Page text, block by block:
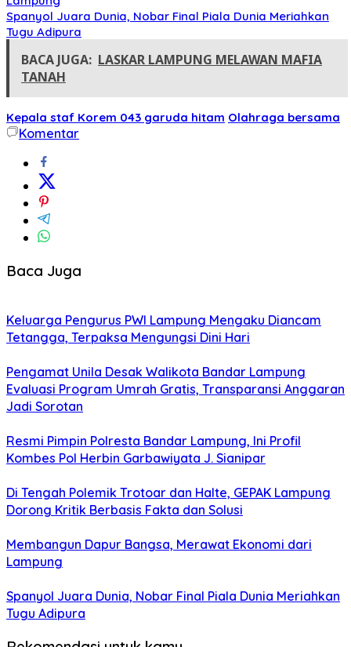
Spanyol Juara Dunia, Nobar Final Piala Dunia Meriahkan
Tugu Adipura
BACA JUGA: LASKAR LAMPUNG MELAWAN MAFIA
TANAH
Kepala staf Korem 043 garuda hitam Olahraga bersama
Komentar
Baca Juga
Keluarga Pengurus PWI Lampung Mengaku Diancam
Tetangga, Terpaksa Mengungsi Dini Hari
Pengamat Unila Desak Walikota Bandar Lampung
Evaluasi Program Umrah Gratis, Transparansi Anggaran
Jadi Sorotan
Resmi Pimpin Polresta Bandar Lampung, Ini Profil
Kombes Pol Herbin Garbawiyata J. Sianipar
Di Tengah Polemik Trotoar dan Halte, GEPAK Lampung
Dorong Kritik Berbasis Fakta dan Solusi
Membangun Dapur Bangsa, Merawat Ekonomi dari
Lampung
Spanyol Juara Dunia, Nobar Final Piala Dunia Meriahkan
Tugu Adipura